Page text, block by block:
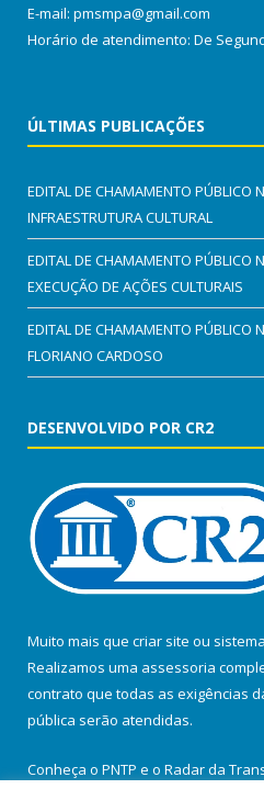
E-mail: pmsmpa@gmail.com
Horário de atendimento: De
ÚLTIMAS PUBLICAÇÕES
EDITAL DE CHAMAMENTO PÚBLICO
INFRAESTRUTURA CULTURAL
EDITAL DE CHAMAMENTO PÚBLICO
EXECUÇÃO DE AÇÕES CULTURAIS
EDITAL DE CHAMAMENTO PÚBLICO
FLORIANO CARDOSO
DESENVOLVIDO POR CR2
Muito mais que criar site ou
Realizamos uma assessoria
contrato que todas as exigências
pública serão atendidas.
Conheça o PNTP e o Radar da